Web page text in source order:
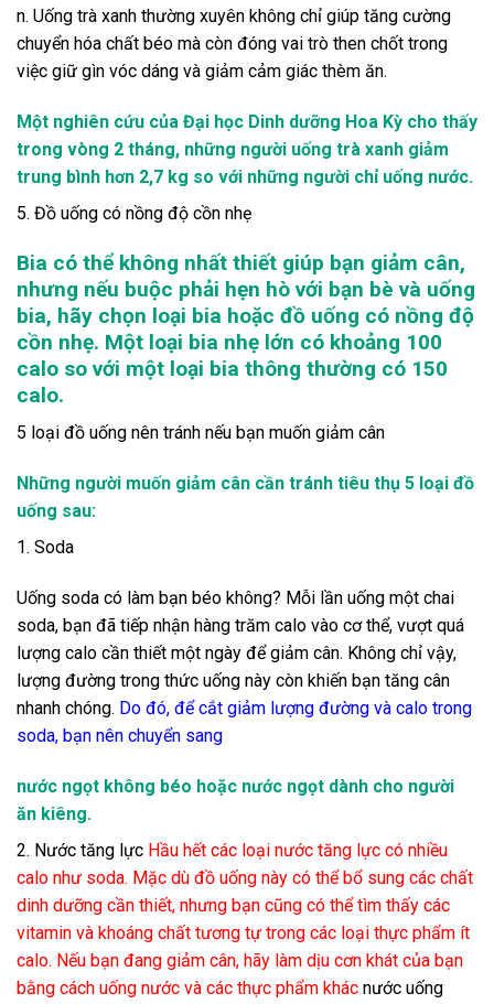
n. Uống trà xanh thường xuyên không chỉ giúp tăng cường
chuyển hóa chất béo mà còn đóng vai trò then chốt trong
việc giữ gìn vóc dáng và giảm cảm giác thèm ăn.
Một nghiên cứu của Đại học Dinh dưỡng Hoa Kỳ cho thấy
trong vòng 2 tháng, những người uống trà xanh giảm
trung bình hơn 2,7 kg so với những người chỉ uống nước.
5. Đồ uống có nồng độ cồn nhẹ
Bia có thể không nhất thiết giúp bạn giảm cân,
nhưng nếu buộc phải hẹn hò với bạn bè và uống
bia, hãy chọn loại bia hoặc đồ uống có nồng độ
cồn nhẹ. Một loại bia nhẹ lớn có khoảng 100
calo so với một loại bia thông thường có 150
calo.
5 loại đồ uống nên tránh nếu bạn muốn giảm cân
Những người muốn giảm cân cần tránh tiêu thụ 5 loại đồ
uống sau:
1. Soda
Uống soda có làm bạn béo không? Mỗi lần uống một chai
soda, bạn đã tiếp nhận hàng trăm calo vào cơ thể, vượt quá
lượng calo cần thiết một ngày để giảm cân. Không chỉ vậy,
lượng đường trong thức uống này còn khiến bạn tăng cân
nhanh chóng. Do đó, để cắt giảm lượng đường và calo trong
soda, bạn nên chuyển sang
nước ngọt không béo hoặc nước ngọt dành cho người
ăn kiêng.
2. Nước tăng lực Hầu hết các loại nước tăng lực có nhiều
calo như soda. Mặc dù đồ uống này có thể bổ sung các chất
dinh dưỡng cần thiết, nhưng bạn cũng có thể tìm thấy các
vitamin và khoáng chất tương tự trong các loại thực phẩm ít
calo. Nếu bạn đang giảm cân, hãy làm dịu cơn khát của bạn
bằng cách uống nước và các thực phẩm khác nước uống